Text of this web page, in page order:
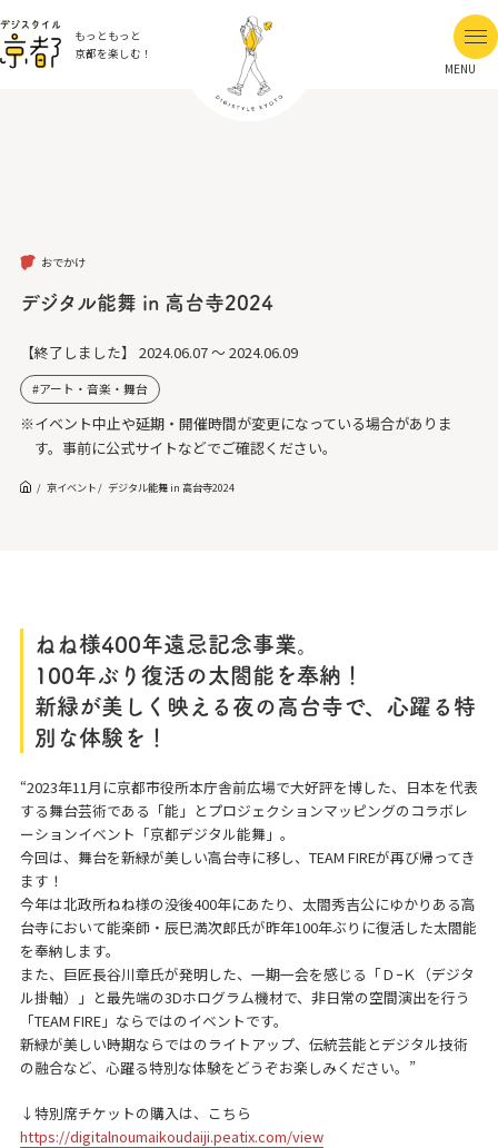
もっともっと
京都を楽しむ！
MENU
おでかけ
デジタル能舞 in 高台寺2024
【終了しました】 2024.06.07 ～ 2024.06.09
アート・音楽・舞台
※イベント中止や延期・開催時間が変更になっている場合がありま
す。事前に公式サイトなどでご確認ください。
京イベント デジタル能舞 in 高台寺2024
ねね様400年遠忌記念事業。
100年ぶり復活の太閤能を奉納！
新緑が美しく映える夜の高台寺で、心躍る特
別な体験を！
“2023年11月に京都市役所本庁舎前広場で大好評を博した、日本を代表
する舞台芸術である「能」とプロジェクションマッピングのコラボレ
ーションイベント「京都デジタル能舞」。
今回は、舞台を新緑が美しい高台寺に移し、TEAM FIREが再び帰ってき
ます！
今年は北政所ねね様の没後400年にあたり、太閤秀吉公にゆかりある高
台寺において能楽師・辰巳満次郎氏が昨年100年ぶりに復活した太閤能
を奉納します。
また、巨匠長谷川章氏が発明した、一期一会を感じる「ＤｰＫ（デジタ
ル掛軸）」と最先端の3Dホログラム機材で、非日常の空間演出を行う
「TEAM FIRE」ならではのイベントです。
新緑が美しい時期ならではのライトアップ、伝統芸能とデジタル技術
の融合など、心躍る特別な体験をどうぞお楽しみください。”
↓特別席チケットの購入は、こちら
https://digitalnoumaikoudaiji.peatix.com/view